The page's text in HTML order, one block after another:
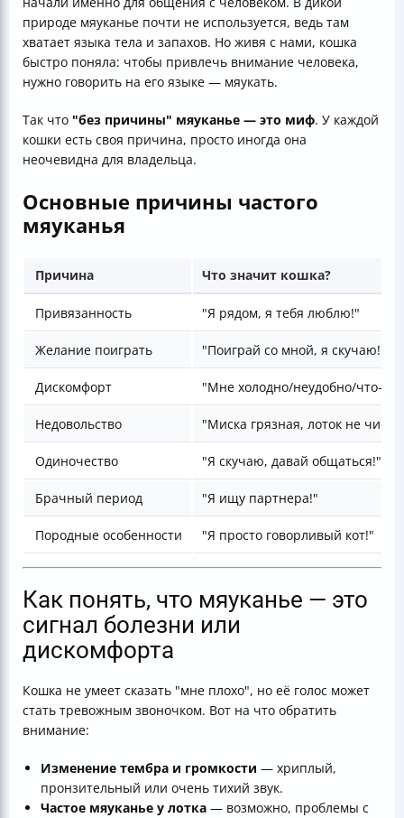
природе мяуканье почти не используется, ведь там
хватает языка тела и запахов. Но живя с нами, кошка
быстро поняла: чтобы привлечь внимание человека,
нужно говорить на его языке — мяукать.
Так что "без причины" мяуканье — это миф. У каждой
кошки есть своя причина, просто иногда она
неочевидна для владельца.
Основные причины частого
мяуканья
Причина Что значит кошка?
Привязанность "Я рядом, я тебя люблю!"
Желание поиграть "Поиграй со мной, я скучаю!"
Дискомфорт "Мне холодно/неудобно/что-то
Недовольство "Миска грязная, лоток не чист!"
Одиночество "Я скучаю, давай общаться!"
Брачный период "Я ищу партнера!"
Породные особенности "Я просто говорливый кот!"
Как понять, что мяуканье — это
сигнал болезни или
дискомфорта
Кошка не умеет сказать "мне плохо", но её голос может
стать тревожным звоночком. Вот на что обратить
внимание:
Изменение тембра и громкости — хриплый,
пронзительный или очень тихий звук.
Частое мяуканье у лотка — возможно, проблемы с